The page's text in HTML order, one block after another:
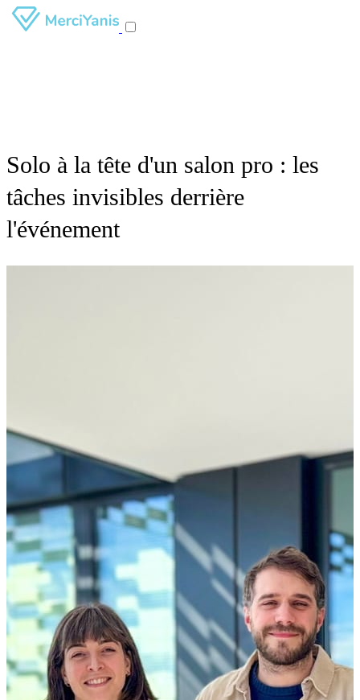
Solo à la tête d'un salon pro : les
tâches invisibles derrière
l'événement